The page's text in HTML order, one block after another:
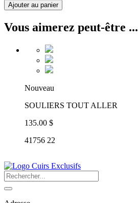
Ajouter au panier
Vous aimerez peut-être ...
Nouveau
SOULIERS TOUT ALLER
135.00 $
41756 22